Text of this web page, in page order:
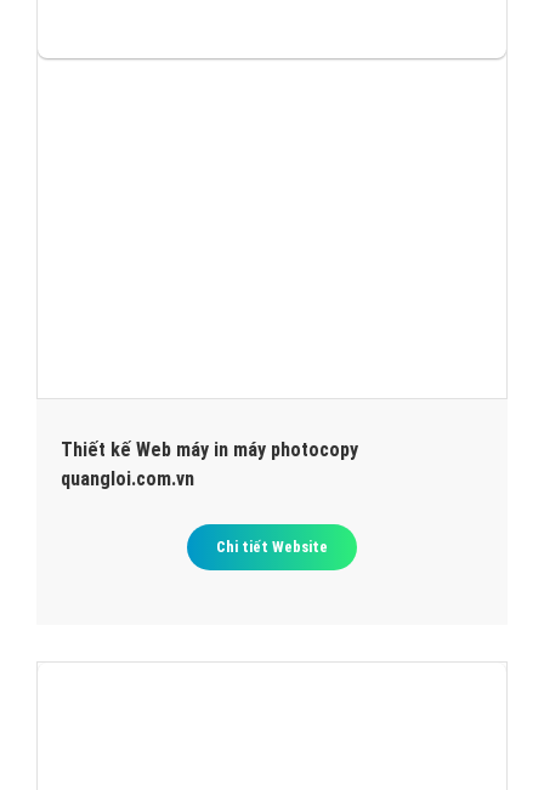
Thiết kế Web máy in máy photocopy
quangloi.com.vn
Chi tiết Website